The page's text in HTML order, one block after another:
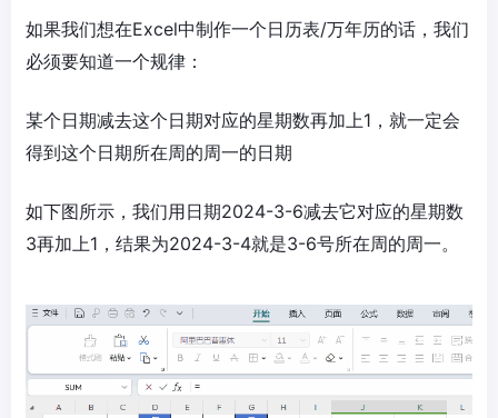
如果我们想在Excel中制作一个日历表/万年历的话，我们
必须要知道一个规律：
某个日期减去这个日期对应的星期数再加上1，就一定会
得到这个日期所在周的周一的日期
如下图所示，我们用日期2024-3-6减去它对应的星期数
3再加上1，结果为2024-3-4就是3-6号所在周的周一。